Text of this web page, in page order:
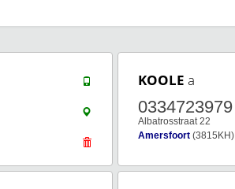
KOOLE a
0334723979
Albatrosstraat 22
Amersfoort (3815KH)